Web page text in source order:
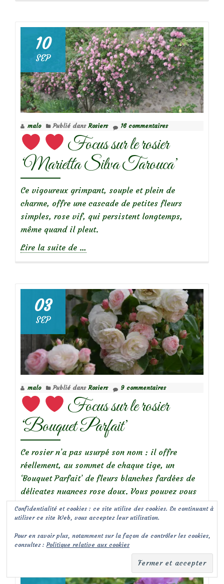
Focus
sur
le
Rosier
‘Myriam
courir
elles’
10
SEP
malo Publié dans Rosiers 16 commentaires
Focus sur le rosier
‘Marietta Silva Tarouca’
Ce vigoureux grimpant, souple et plein de
charme, offre une cascade de petites fleurs
simples, rose vif, qui persistent longtemps,
même quand il pleut.
Lire la suite de à
Focus
sur
le
rosier
‘Marietta
Silva
Tarouca’
…
03
SEP
malo Publié dans Rosiers 9 commentaires
Focus sur le rosier
‘Bouquet Parfait’
Ce rosier n’a pas usurpé son nom : il offre
réellement, au sommet de chaque tige, un
‘Bouquet Parfait’ de fleurs blanches fardées de
délicates nuances rose doux. Vous pouvez vous
marier sur un coup de tête, le bouquet au moins
est déjà prêt pour la cérémonie!
Lire la suite deà
propos
…
Confidentialité et cookies : ce site utilise des cookies. En continuant à
utiliser ce site Web, vous acceptez leur utilisation.
Pour en savoir plus, notamment sur la façon de contrôler les cookies,
consultez :Politique relative aux cookies